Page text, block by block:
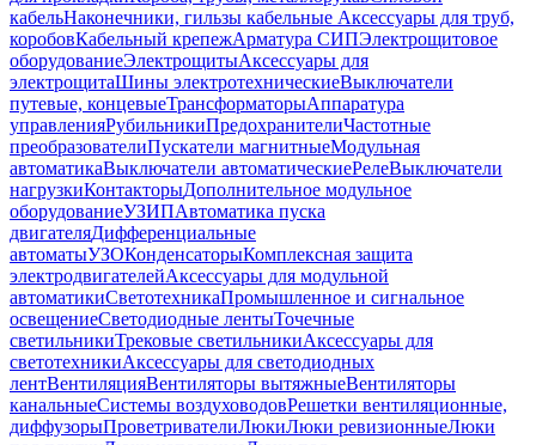
кабельНаконечники, гильзы кабельные Аксессуары для труб,
коробовКабельный крепежАрматура СИПЭлектрощитовое
оборудованиеЭлектрощитыАксессуары для
электрощитаШины электротехническиеВыключатели
путевые, концевыеТрансформаторыАппаратура
управленияРубильникиПредохранителиЧастотные
преобразователиПускатели магнитныеМодульная
автоматикаВыключатели автоматическиеРелеВыключатели
нагрузкиКонтакторыДополнительное модульное
оборудованиеУЗИПАвтоматика пуска
двигателяДифференциальные
автоматыУЗОКонденсаторыКомплексная защита
электродвигателейАксессуары для модульной
автоматикиСветотехникаПромышленное и сигнальное
освещениеСветодиодные лентыТочечные
светильникиТрековые светильникиАксессуары для
светотехникиАксессуары для светодиодных
лентВентиляцияВентиляторы вытяжныеВентиляторы
канальныеСистемы воздуховодовРешетки вентиляционные,
диффузорыПроветривателиЛюкиЛюки ревизионныеЛюки